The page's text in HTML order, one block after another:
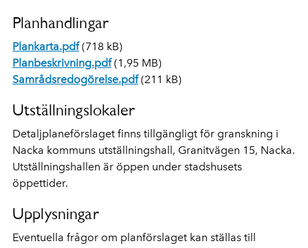
Planhandlingar
Plankarta.pdf(718 kB)
Planbeskrivning.pdf(1,95 MB)
Samrådsredogörelse.pdf(211 kB)
Utställningslokaler
Detaljplaneförslaget finns tillgängligt för granskning i
Nacka kommuns utställningshall, Granitvägen 15, Nacka.
Utställningshallen är öppen under stadshusets
öppettider.
Upplysningar
Eventuella frågor om planförslaget kan ställas till